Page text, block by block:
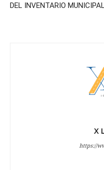
DEL INVENTARIO
X
https://